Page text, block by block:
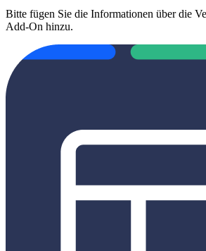
Bitte fügen Sie die Informationen über die
Add-On hinzu.